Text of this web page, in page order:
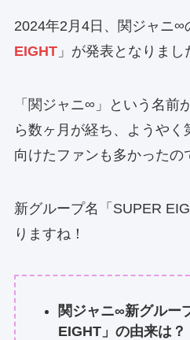
2024年2月4日、関ジャニ∞
EIGHT」が発表となりまし
「関ジャニ∞」という名前
ら数ヶ月が経ち、ようや
向けたファンも多かったの
新グループ名「SUPER
りますね！
関ジャニ∞新グルー
EIGHT」の由来は？